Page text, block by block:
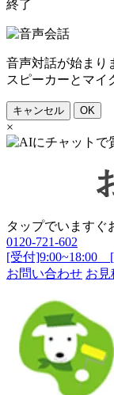
終了
音声対話が始まり
スピーカーとマイ
キャンセル OK
×
タップでいますぐ
0120-721-602
[受付]9:00~18:00
お問い合わせ お見